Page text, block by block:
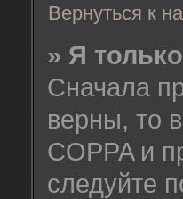
Вернуться к
» Я
Сначала
верны, то
COPPA и
следуйте